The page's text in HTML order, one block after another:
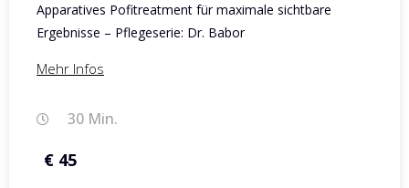
Apparatives Pofitreatment für maximale sichtbare
Ergebnisse – Pflegeserie: Dr. Babor
Mehr Infos
30 Min.
€ 45